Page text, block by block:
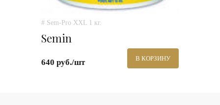
# Sem-Pro XXL 1 кг.
Semin
640 руб./шт В КОРЗИНУ